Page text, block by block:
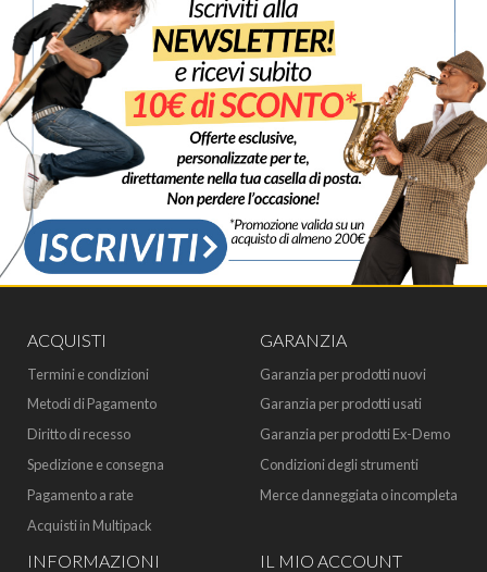
ACQUISTI
Termini e condizioni
Metodi di Pagamento
Diritto di recesso
Spedizione e consegna
Pagamento a rate
Acquisti in Multipack
GARANZIA
Garanzia per prodotti nuovi
Garanzia per prodotti usati
Garanzia per prodotti Ex-Demo
Condizioni degli strumenti
Merce danneggiata o incompleta
INFORMAZIONI IL MIO ACCOUNT